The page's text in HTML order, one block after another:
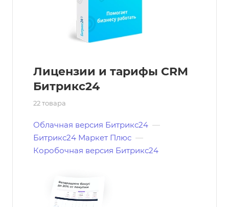
Лицензии и тарифы CRM
Битрикс24
22 товара
Облачная версия Битрикс24 —
Битрикс24 Маркет Плюс —
Коробочная версия Битрикс24